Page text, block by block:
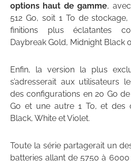
options haut de gamme,
512 Go, soit 1 To de
finitions plus éclatantes
Daybreak Gold, Midnight Black
Enfin, la version la plus
s’adresserait aux utilisateurs
des configurations en 20 Go
Go et une autre 1 To, et des
Black, White et Violet.
Toute la série partagerait un
batteries allant de 5750 à